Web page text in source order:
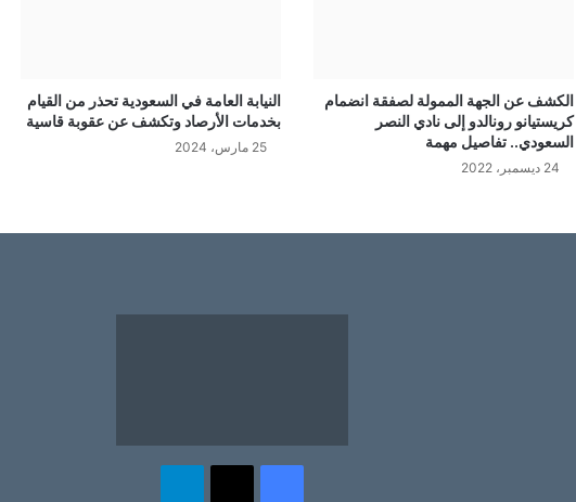
الكشف عن الجهة الممولة لصفقة انضمام
كريستيانو رونالدو إلى نادي النصر
السعودي.. تفاصيل مهمة
24 ديسمبر، 2022
النيابة العامة في السعودية تحذر من القيام
بخدمات الأرصاد وتكشف عن عقوبة قاسية
25 مارس، 2024